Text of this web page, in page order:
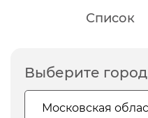
Список
Выберите город